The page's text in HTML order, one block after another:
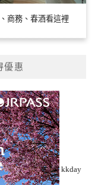
商務、春酒看這裡
優惠
kkday